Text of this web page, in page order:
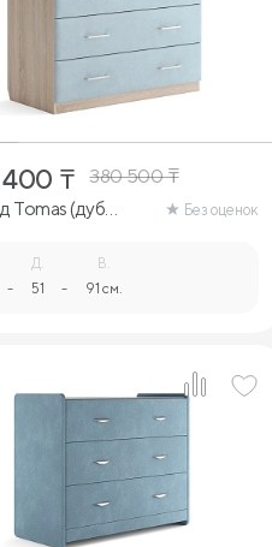
400 ₸ 380 500₸
Tomas (дуб
Без оценок
-
Д.
51 -
В.
91 см.